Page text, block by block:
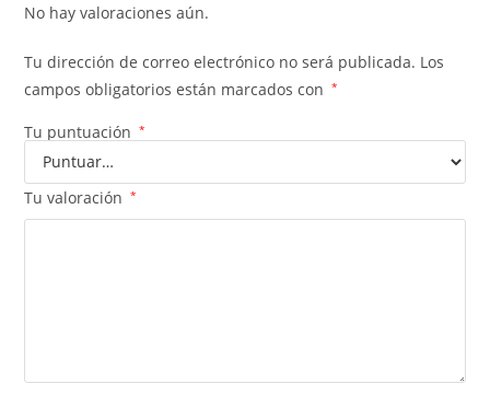
No hay valoraciones aún.
Tu dirección de correo electrónico no será publicada. Los
campos obligatorios están marcados con
*
Tu puntuación *
Tu valoración *